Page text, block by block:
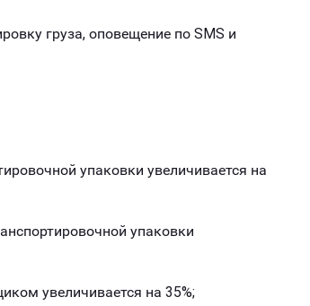
груза, оповещение по SMS и
упаковки увеличивается на
упаковки
увеличивается на 35%;